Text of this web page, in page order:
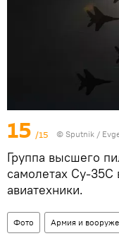
15 /15 © Sputnik /
Группа высшего
самолетах Су-35С
авиатехники.
Фото Армия и